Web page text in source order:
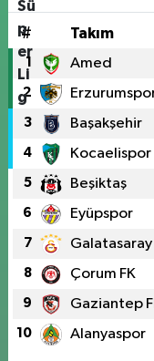
# Takım
1 Amed
2
3 Başakşehir
4 Kocaelispor
5 Beşiktaş
6 Eyüpspor
7 Galatasaray
8 Çorum FK
9 Gaziantep
10 Alanyaspor